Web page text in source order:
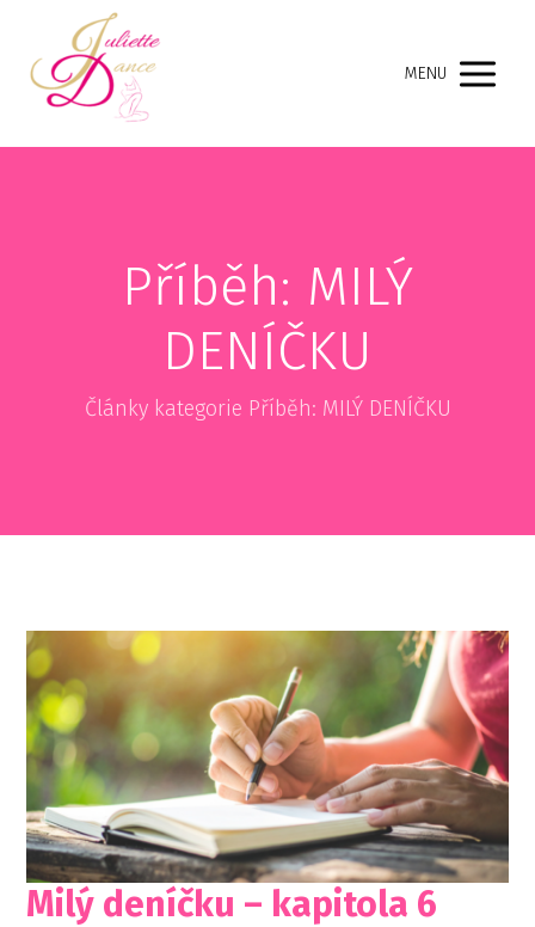
MENU
Příběh: MILÝ
DENÍČKU
Články kategorie Příběh: MILÝ DENÍČKU
Milý deníčku – kapitola 6